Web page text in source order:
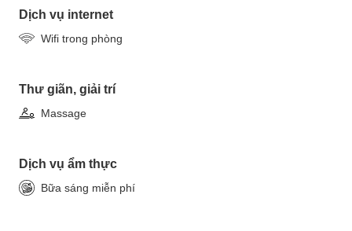
Dịch vụ internet
Wifi trong phòng
Thư giãn, giải trí
Massage
Dịch vụ ẩm thực
Bữa sáng miễn phí